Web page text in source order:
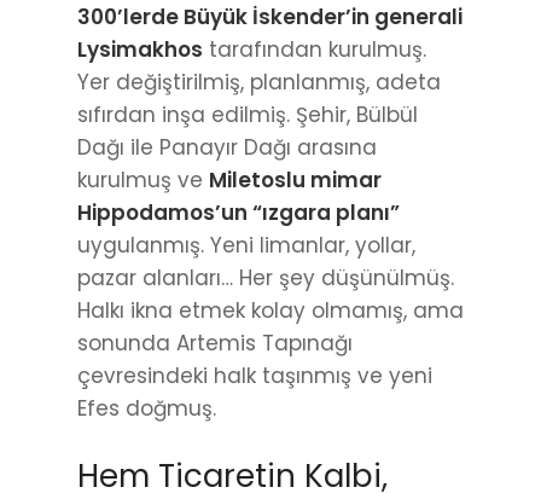
300’lerde Büyük İskender’in generali
Lysimakhos tarafından kurulmuş.
Yer değiştirilmiş, planlanmış, adeta
sıfırdan inşa edilmiş. Şehir, Bülbül
Dağı ile Panayır Dağı arasına
kurulmuş ve Miletoslu mimar
Hippodamos’un “ızgara planı”
uygulanmış. Yeni limanlar, yollar,
pazar alanları… Her şey düşünülmüş.
Halkı ikna etmek kolay olmamış, ama
sonunda Artemis Tapınağı
çevresindeki halk taşınmış ve yeni
Efes doğmuş.
Hem Ticaretin Kalbi,